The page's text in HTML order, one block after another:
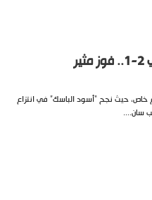
خاص، حيث نجح “أسود الباسك” في انتزاع
سان....